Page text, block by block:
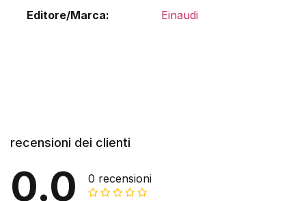
Editore/Marca Einaudi
recensioni dei clienti
0.0 0 recensioni